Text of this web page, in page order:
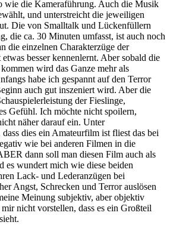
wie die Kameraführung. Auch die Musik
und unterstreicht die jeweiligen
Die von Smalltalk und Lückenfüllern
die ca. 30 Minuten umfasst, ist auch noch
die einzelnen Charakterzüge der
besser kennenlernt. Aber sobald die
wird das Ganze mehr als
habe ich gespannt auf den Terror
auch gut inszeniert wird. Aber die
der Fieslinge,
Gefühl. Ich möchte nicht spoilern,
näher darauf ein. Unter
dies ein Amateurfilm ist fliest das bei
wie bei anderen Filmen in die
dann soll man diesen Film auch als
es wundert mich wie diese beiden
Lack- und Lederanzügen bei
Angst, Schrecken und Terror auslösen
Meinung subjektiv, aber objektiv
nicht vorstellen, dass es ein Großteil